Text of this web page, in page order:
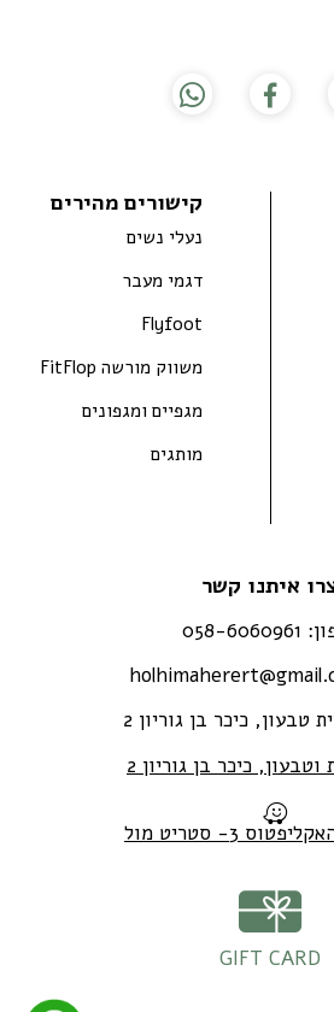
קישורים מהירים
נעלי נשים
דגמי מעבר
Flyfoot
משווק מורשה FitFlop
מגפיים ומגפונים
מותגים
איתנו קשר
058-6060961
טבעון, כיכר בן גוריון 2
וטבעון, כיכר בן גוריון 2
3- סטריט מול
GIFT CARD